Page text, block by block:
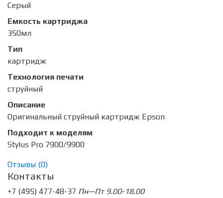
Серый
Емкость картриджа
350мл
Тип
картридж
Технология печати
струйный
Описание
Оригинальный струйный картридж Epson
Подходит к моделям
Stylus Pro 7900/9900
Отзывы (0)
Контакты
+7 (495) 477-48-37 Пн—Пт 9.00-18.00